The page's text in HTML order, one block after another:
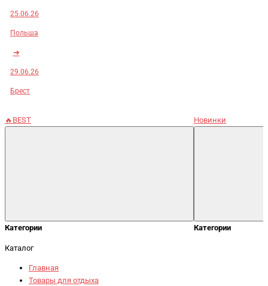
25.06.26
Польша
➜
29.06.26
Брест
🔥BEST
Категории
Новинки
Категории
Каталог
Главная
Товары для отдыха